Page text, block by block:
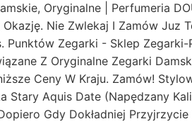
Oryginalne | Perfumeria
Okazję. Nie Zwlekaj I Zamów Juz
Punktów Zegarki - Sklep
Z Oryginalne Zegarki
Ceny W Kraju. Zamów!
Stary Aquis Date (napędzany
Gdy Dokładniej